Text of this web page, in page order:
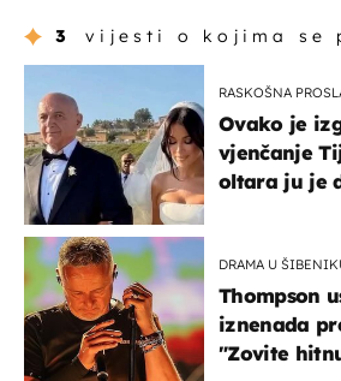
3 vijesti o kojima se
RASKOŠNA
Ovako je
vjenčanje
oltara ju je
DRAMA U
Thompson
iznenada
"Zovite